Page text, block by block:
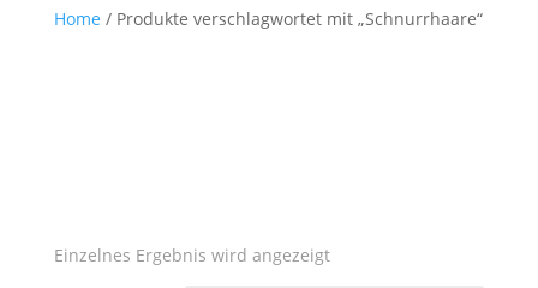
Home / Produkte verschlagwortet mit „Schnurrhaare“
Einzelnes Ergebnis wird angezeigt